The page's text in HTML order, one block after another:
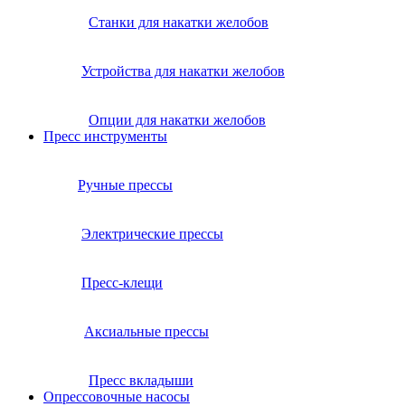
Станки для накатки желобов
Устройства для накатки желобов
Опции для накатки желобов
Пресс инструменты
Ручные прессы
Электрические прессы
Пресс-клещи
Аксиальные прессы
Пресс вкладыши
Опрессовочные насосы